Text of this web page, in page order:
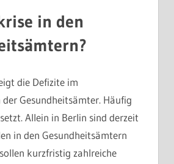
in den
die Defizite im
der Gesundheitsämter. Häufig
Allein in Berlin sind derzeit
in den Gesundheitsämtern
kurzfristig zahlreiche